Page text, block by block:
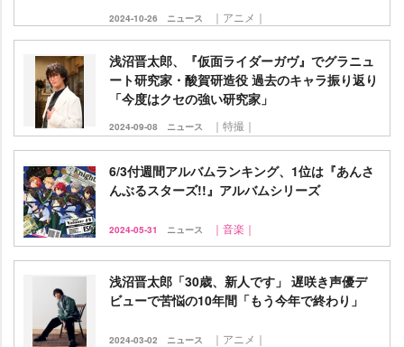
2024-10-26 ニュース ｜アニメ｜
浅沼晋太郎、『仮面ライダーガヴ』でグラニュ
ート研究家・酸賀研造役 過去のキャラ振り返り
「今度はクセの強い研究家」
2024-09-08 ニュース ｜特撮｜
6/3付週間アルバムランキング、1位は『あんさ
んぶるスターズ!!』アルバムシリーズ
2024-05-31 ニュース ｜音楽｜
浅沼晋太郎「30歳、新人です」 遅咲き声優デ
ビューで苦悩の10年間「もう今年で終わり」
2024-03-02 ニュース ｜アニメ｜